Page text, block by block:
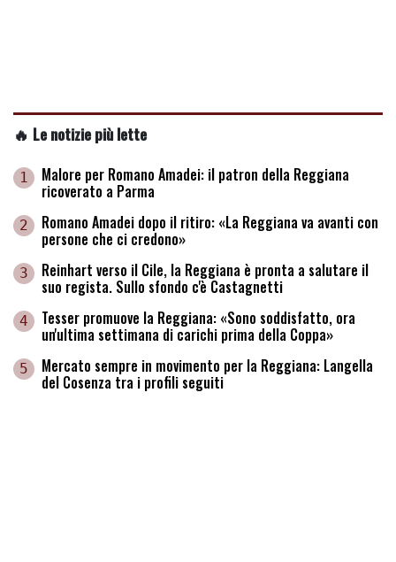
🔥 Le notizie più lette
1 Malore per Romano Amadei: il patron della Reggiana
ricoverato a Parma
2 Romano Amadei dopo il ritiro: «La Reggiana va avanti con
persone che ci credono»
3 Reinhart verso il Cile, la Reggiana è pronta a salutare il
suo regista. Sullo sfondo c'è Castagnetti
4 Tesser promuove la Reggiana: «Sono soddisfatto, ora
un'ultima settimana di carichi prima della Coppa»
5 Mercato sempre in movimento per la Reggiana: Langella
del Cosenza tra i profili seguiti